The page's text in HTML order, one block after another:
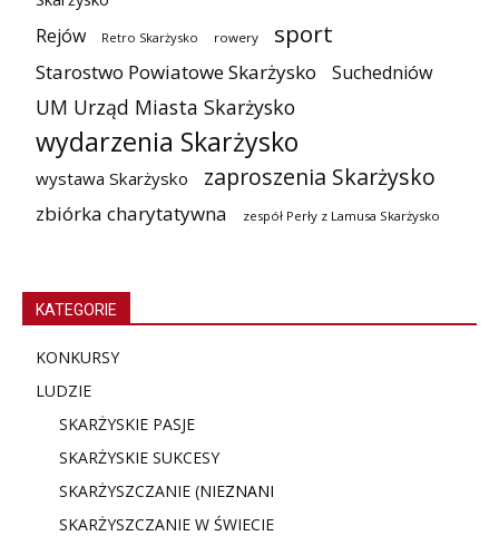
Rejów Retro Skarżysko rowery sport
Starostwo Powiatowe Skarżysko Suchedniów
UM Urząd Miasta Skarżysko
wydarzenia Skarżysko
wystawa Skarżysko zaproszenia Skarżysko
zbiórka charytatywna zespół Perły z Lamusa Skarżysko
KATEGORIE
KONKURSY
LUDZIE
SKARŻYSKIE PASJE
SKARŻYSKIE SUKCESY
SKARŻYSZCZANIE (NIEZNANI
SKARŻYSZCZANIE W ŚWIECIE